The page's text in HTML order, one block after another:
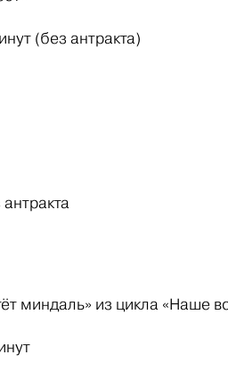
(без антракта)
миндаль» из цикла «Наше